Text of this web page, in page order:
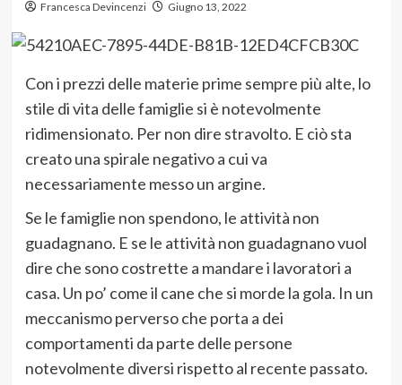
Francesca Devincenzi Giugno 13, 2022
Con i prezzi delle materie prime sempre più alte, lo
stile di vita delle famiglie si è notevolmente
ridimensionato. Per non dire stravolto. E ciò sta
creato una spirale negativo a cui va
necessariamente messo un argine.
Se le famiglie non spendono, le attività non
guadagnano. E se le attività non guadagnano vuol
dire che sono costrette a mandare i lavoratori a
casa. Un po’ come il cane che si morde la gola. In un
meccanismo perverso che porta a dei
comportamenti da parte delle persone
notevolmente diversi rispetto al recente passato.